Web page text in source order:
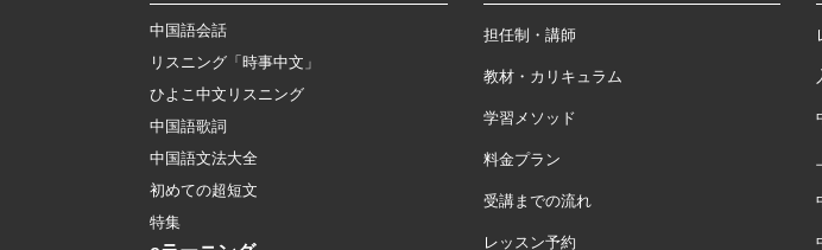
中国語会話
リスニング「時事中文」
ひよこ中文リスニング
中国語歌詞
中国語文法大全
初めての超短文
特集
担任制・講師
教材・カリキュラム
学習メソッド
料金プラン
受講までの流れ
レッスン予約